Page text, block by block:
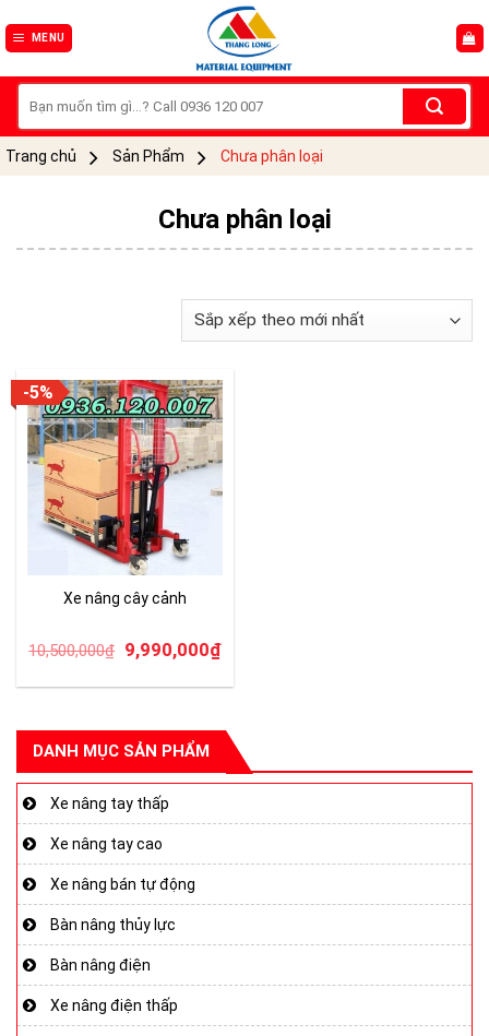
to
MENU
kiếm:
Trang chủ Sản Phẩm Chưa phân loại
DANH MỤC SẢN PHẨM
Xe nâng tay thấp
Xe nâng tay cao
Xe nâng bán tự động
Bàn nâng thủy lực
Bàn nâng điện
Xe nâng điện thấp
Chưa phân loại
-5%
Xe nâng cây cảnh
10,500,000₫ Giá
10,500,000₫.
9,990,000₫Giá
là:
9,990,000₫.